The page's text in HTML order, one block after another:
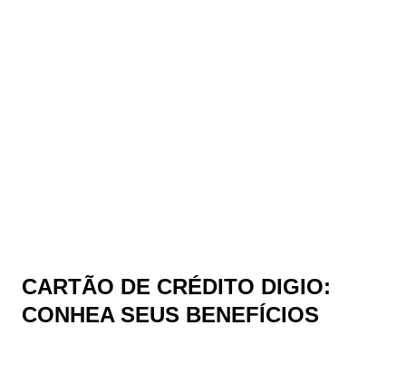
CARTÃO DE CRÉDITO DIGIO:
CONHEA SEUS BENEFÍCIOS